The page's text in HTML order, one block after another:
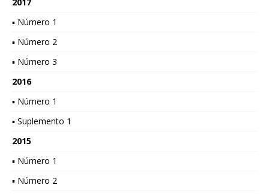
▪ Número 1
▪ Número 2
▪ Número 3
2016
▪ Número 1
▪ Suplemento 1
2015
▪ Número 1
▪ Número 2